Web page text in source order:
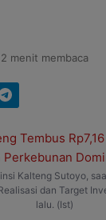
2 menit membaca
Kalteng Sutoyo,
dan Target
lalu. (Ist)